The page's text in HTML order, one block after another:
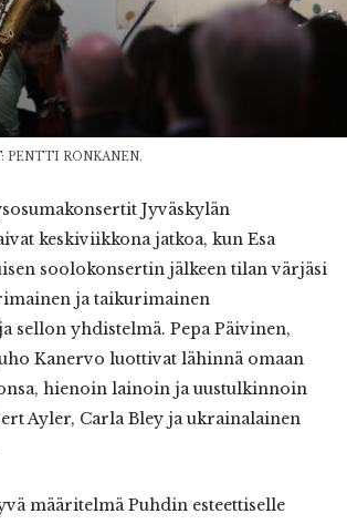
PENTTI RONKANEN.
Jyväskylän
keskiviikkona jatkoa, kun Esa
soolokonsertin jälkeen tilan värjäsi
ja taikurimainen
sellon yhdistelmä. Pepa Päivinen,
Kanervo luottivat lähinnä omaan
hienoin lainoin ja uustulkinnoin
Ayler, Carla Bley ja ukrainalainen
määritelmä Puhdin esteettiselle